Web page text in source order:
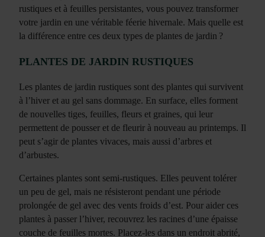
rustiques et à feuilles persistantes, vous pouvez transformer
votre jardin en une véritable féerie hivernale. Mais quelle est
la différence entre ces deux types de plantes de jardin ?
PLANTES DE JARDIN RUSTIQUES
Les plantes de jardin rustiques sont des plantes qui survivent
à l’hiver et au gel sans dommage. En surface, elles forment
de nouvelles tiges, feuilles, fleurs et graines, qui leur
permettent de pousser et de fleurir à nouveau au printemps. Il
peut s’agir de plantes vivaces, mais aussi d’arbres et
d’arbustes.
Certaines plantes sont semi-rustiques. Elles peuvent tolérer
un peu de gel, mais ne résisteront pendant une période
prolongée de gel avec des vents froids d’est. Pour aider ces
plantes à passer l’hiver, recouvrez les racines d’une épaisse
couche de feuilles mortes. Placez-les dans un endroit abrité,